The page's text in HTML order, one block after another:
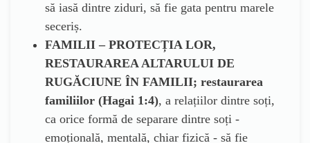
să iasă dintre ziduri, să fie gata pentru marele
seceriș.
FAMILII – PROTECȚIA LOR,
RESTAURAREA ALTARULUI DE
RUGĂCIUNE ÎN FAMILII; restaurarea
familiilor (Hagai 1:4), a relațiilor dintre soți,
ca orice formă de separare dintre soți -
emoțională, mentală, chiar fizică - să fie